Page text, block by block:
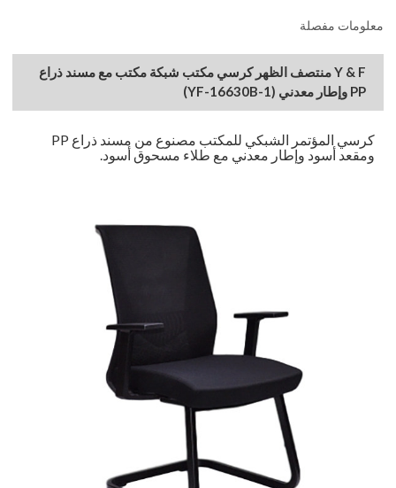
معلومات مفصلة
Y & F منتصف الظهر كرسي مكتب شبكة مكتب مع مسند ذراع
PP وإطار معدني (YF-16630B-1)
كرسي المؤتمر الشبكي للمكتب مصنوع من مسند ذراع PP
ومقعد أسود وإطار معدني مع طلاء مسحوق أسود.